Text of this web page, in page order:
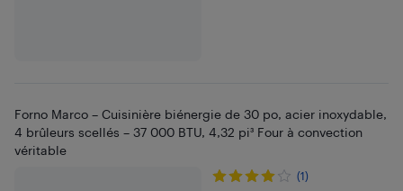
Forno Marco – Cuisinière biénergie de 30 po, acier inoxydable,
4 brûleurs scellés – 37 000 BTU, 4,32 pi³ Four à convection
véritable
(1)